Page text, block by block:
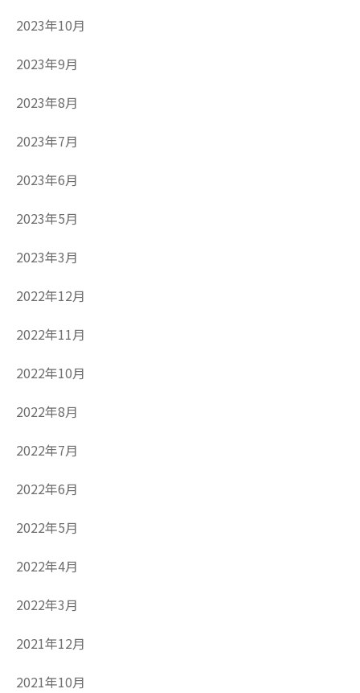
2023年10月
2023年9月
2023年8月
2023年7月
2023年6月
2023年5月
2023年3月
2022年12月
2022年11月
2022年10月
2022年8月
2022年7月
2022年6月
2022年5月
2022年4月
2022年3月
2021年12月
2021年10月